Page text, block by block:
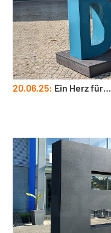
20.06.25: Ein Herz für…